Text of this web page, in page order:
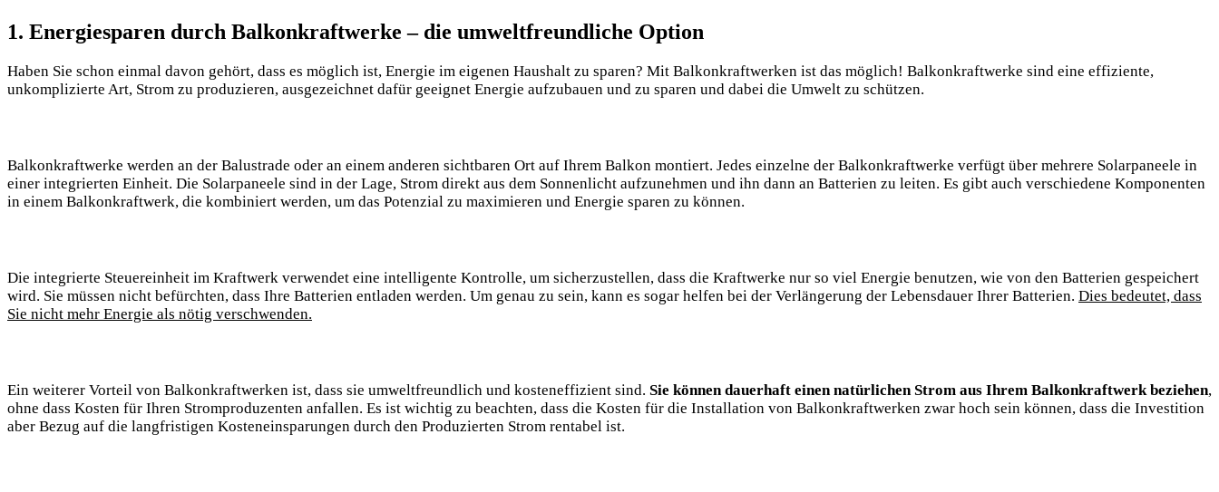
1. Energiesparen durch Balkonkraftwerke – die umweltfreundliche ​Option
Haben‌ Sie schon einmal davon gehört, dass es möglich ist, Energie im eigenen Haushalt​ zu sparen? Mit ⁢Balkonkraftwerken ist das möglich! Balkonkraftwerke sind eine ‌effiziente,
unkomplizierte Art, Strom zu produzieren, ausgezeichnet ⁢dafür geeignet Energie‍ aufzubauen und zu sparen und dabei ⁣die ⁤Umwelt ⁣zu schützen.
Balkonkraftwerke werden an ​der Balustrade oder ​an einem anderen sichtbaren Ort auf Ihrem Balkon ⁢montiert. Jedes einzelne der ‌Balkonkraftwerke verfügt über mehrere Solarpaneele ⁢in
einer integrierten Einheit. Die Solarpaneele sind in ‌der Lage, Strom direkt aus ‌dem Sonnenlicht⁢ aufzunehmen und​ ihn dann an Batterien ⁣zu⁢ leiten. Es gibt auch verschiedene Komponenten
‍in einem Balkonkraftwerk, die kombiniert werden, ​um das ‌Potenzial zu​ maximieren und Energie⁢ sparen zu können.
Die integrierte Steuereinheit im Kraftwerk verwendet eine⁣ intelligente Kontrolle, um sicherzustellen, dass die⁤ Kraftwerke ⁣nur ‌so viel Energie⁣ benutzen, wie von den Batterien⁤ gespeichert
⁣wird. Sie müssen nicht befürchten, dass Ihre Batterien⁢ entladen ‌werden. Um genau⁣ zu ​sein, kann ⁣es sogar helfen bei der Verlängerung der Lebensdauer Ihrer ‌Batterien. Dies bedeutet, dass
Sie nicht ‍mehr Energie ⁤als nötig verschwenden.
Ein weiterer ⁣Vorteil von Balkonkraftwerken ist, dass⁢ sie ⁢umweltfreundlich und kosteneffizient ​sind. Sie können dauerhaft‍ einen ⁣natürlichen Strom aus Ihrem Balkonkraftwerk beziehen,
⁣ohne dass Kosten für Ihren Stromproduzenten anfallen. Es ist wichtig zu beachten, dass die Kosten für⁣ die Installation von ⁣Balkonkraftwerken‌ zwar hoch sein ⁤können,⁤ dass die Investition
aber Bezug auf ‌die langfristigen​ Kosteneinsparungen durch ​den Produzierten Strom rentabel‌ ist.